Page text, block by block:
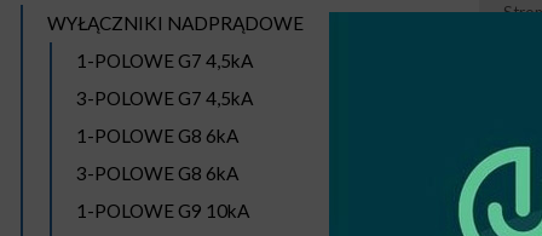
WYŁĄCZNIKI NADPRĄDOWE
1-POLOWE G7 4,5kA
3-POLOWE G7 4,5kA
1-POLOWE G8 6kA
3-POLOWE G8 6kA
1-POLOWE G9 10kA